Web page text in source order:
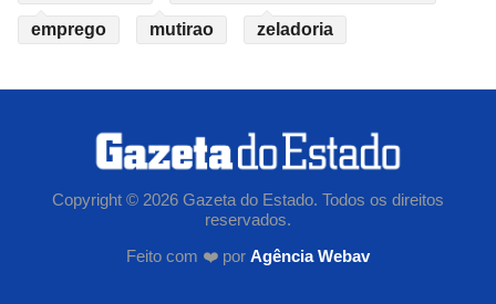
emprego mutirao zeladoria
Copyright © 2026 Gazeta do Estado. Todos os direitos
reservados.
Feito com ❤️ por Agência Webav